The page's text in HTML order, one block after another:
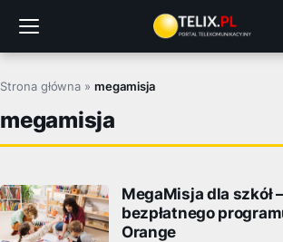
treści
Strona główna »megamisja
megamisja
MegaMisja dla szkół
bezpłatnego
Orange